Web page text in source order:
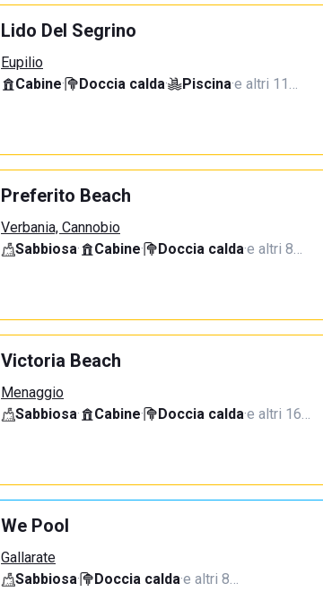
Lido Del Segrino
Eupilio
Cabine· Doccia calda· Piscina·e altri 11…
Preferito Beach
Verbania, Cannobio
Sabbiosa· Cabine· Doccia calda·e altri 8…
Victoria Beach
Menaggio
Sabbiosa· Cabine· Doccia calda·e altri 16…
We Pool
Gallarate
Sabbiosa· Doccia calda·e altri 8…